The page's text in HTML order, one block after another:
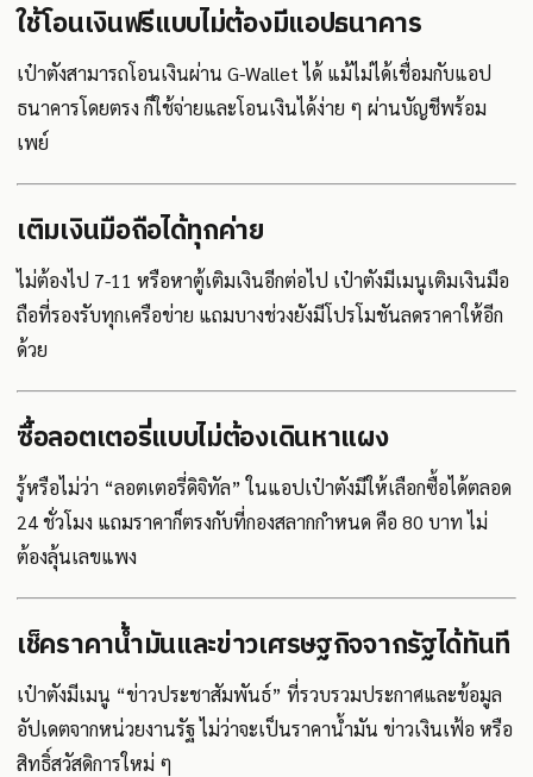
ใช้โอนเงินฟรีแบบไม่ต้องมีแอปธนาคาร
เป๋าตังสามารถโอนเงินผ่าน G-Wallet ได้ แม้ไม่ได้เชื่อมกับแอป
ธนาคารโดยตรง ก็ใช้จ่ายและโอนเงินได้ง่าย ๆ ผ่านบัญชีพร้อม
เพย์
เติมเงินมือถือได้ทุกค่าย
ไม่ต้องไป 7-11 หรือหาตู้เติมเงินอีกต่อไป เป๋าตังมีเมนูเติมเงินมือ
ถือที่รองรับทุกเครือข่าย แถมบางช่วงยังมีโปรโมชันลดราคาให้อีก
ด้วย
ซื้อลอตเตอรี่แบบไม่ต้องเดินหาแผง
รู้หรือไม่ว่า “ลอตเตอรี่ดิจิทัล” ในแอปเป๋าตังมีให้เลือกซื้อได้ตลอด
24 ชั่วโมง แถมราคาก็ตรงกับที่กองสลากกำหนด คือ 80 บาท ไม่
ต้องลุ้นเลขแพง
เช็คราคาน้ำมันและข่าวเศรษฐกิจจากรัฐได้ทันที
เป๋าตังมีเมนู “ข่าวประชาสัมพันธ์” ที่รวบรวมประกาศและข้อมูล
อัปเดตจากหน่วยงานรัฐ ไม่ว่าจะเป็นราคาน้ำมัน ข่าวเงินเฟ้อ หรือ
สิทธิ์สวัสดิการใหม่ ๆ